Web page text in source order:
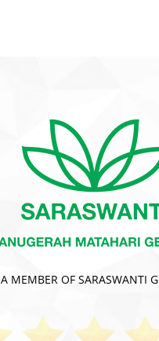
A MEMBER OF SARASWANTI